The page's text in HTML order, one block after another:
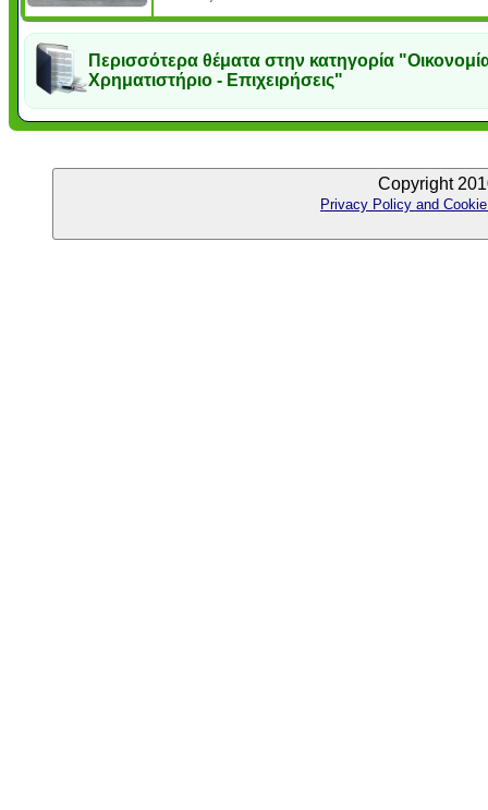
Περισσότερα θέματα στην κατηγορία
Χρηματιστήριο - Επιχειρήσεις"
Copyright
Privacy Policy and